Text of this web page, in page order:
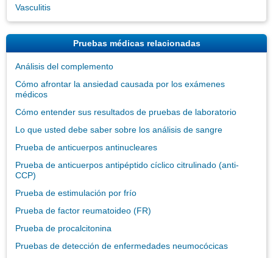
Vasculitis
Pruebas médicas relacionadas
Análisis del complemento
Cómo afrontar la ansiedad causada por los exámenes
médicos
Cómo entender sus resultados de pruebas de laboratorio
Lo que usted debe saber sobre los análisis de sangre
Prueba de anticuerpos antinucleares
Prueba de anticuerpos antipéptido cíclico citrulinado (anti-
CCP)
Prueba de estimulación por frío
Prueba de factor reumatoideo (FR)
Prueba de procalcitonina
Pruebas de detección de enfermedades neumocócicas